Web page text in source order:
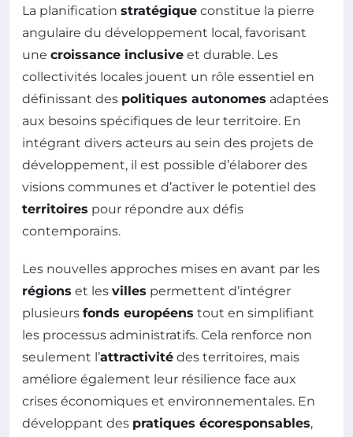
La planification stratégique constitue la pierre
angulaire du développement local, favorisant
une croissance inclusive et durable. Les
collectivités locales jouent un rôle essentiel en
définissant des politiques autonomes adaptées
aux besoins spécifiques de leur territoire. En
intégrant divers acteurs au sein des projets de
développement, il est possible d’élaborer des
visions communes et d’activer le potentiel des
territoires pour répondre aux défis
contemporains.
Les nouvelles approches mises en avant par les
régions et les villes permettent d’intégrer
plusieurs fonds européens tout en simplifiant
les processus administratifs. Cela renforce non
seulement l’attractivité des territoires, mais
améliore également leur résilience face aux
crises économiques et environnementales. En
développant des pratiques écoresponsables,